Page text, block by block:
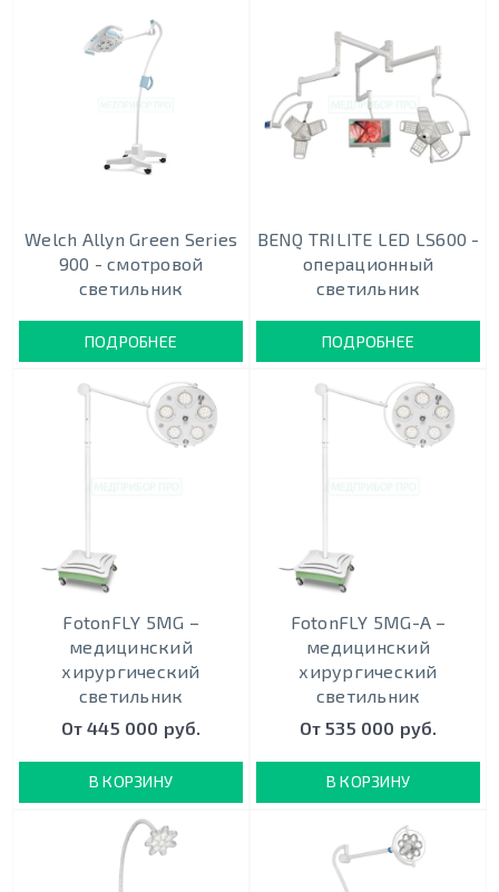
Welch Allyn Green Series
900 - cмотровой
светильник
ПОДРОБНЕЕ
BENQ TRILITE LED LS600 -
операционный
светильник
ПОДРОБНЕЕ
FotonFLY 5MG –
медицинский
хирургический
светильник
От 445 000 руб.
В КОРЗИНУ
FotonFLY 5MG-А –
медицинский
хирургический
светильник
От 535 000 руб.
В КОРЗИНУ